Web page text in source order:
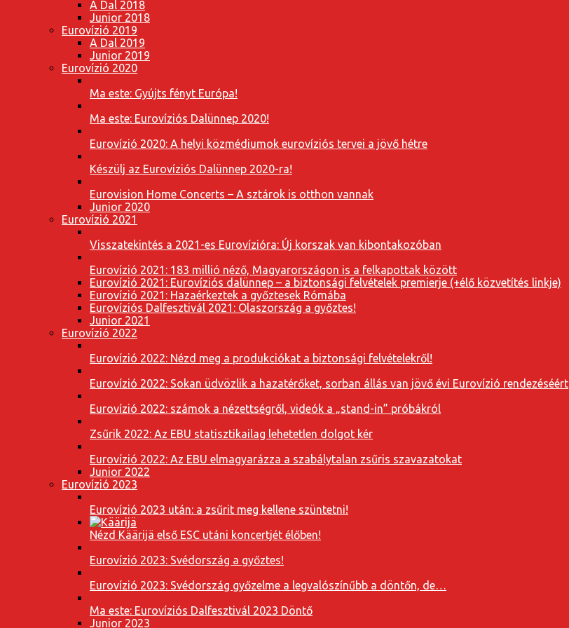
A Dal 2018
Junior 2018
Eurovízió 2019
A Dal 2019
Junior 2019
Eurovízió 2020
Ma este: Gyújts fényt Európa!
Ma este: Eurovíziós Dalünnep 2020!
Eurovízió 2020: A helyi közmédiumok eurovíziós tervei a jövő hétre
Készülj az Eurovíziós Dalünnep 2020-ra!
Eurovision Home Concerts – A sztárok is otthon vannak
Junior 2020
Eurovízió 2021
Visszatekintés a 2021-es Eurovízióra: Új korszak van kibontakozóban
Eurovízió 2021: 183 millió néző, Magyarországon is a felkapottak között
Eurovízió 2021: Eurovíziós dalünnep – a biztonsági felvételek premierje (+élő közvetítés linkje)
Eurovízió 2021: Hazaérkeztek a győztesek Rómába
Eurovíziós Dalfesztivál 2021: Olaszország a győztes!
Junior 2021
Eurovízió 2022
Eurovízió 2022: Nézd meg a produkciókat a biztonsági felvételekről!
Eurovízió 2022: Sokan üdvözlik a hazatérőket, sorban állás van jövő évi Eurovízió rendezéséért
Eurovízió 2022: számok a nézettségről, videók a „stand-in” próbákról
Zsűrik 2022: Az EBU statisztikailag lehetetlen dolgot kér
Eurovízió 2022: Az EBU elmagyarázza a szabálytalan zsűris szavazatokat
Junior 2022
Eurovízió 2023
Eurovízió 2023 után: a zsűrit meg kellene szüntetni!
Nézd Käärijä első ESC utáni koncertjét élőben!
Eurovízió 2023: Svédország a győztes!
Eurovízió 2023: Svédország győzelme a legvalószínűbb a döntőn, de…
Ma este: Eurovíziós Dalfesztivál 2023 Döntő
Junior 2023